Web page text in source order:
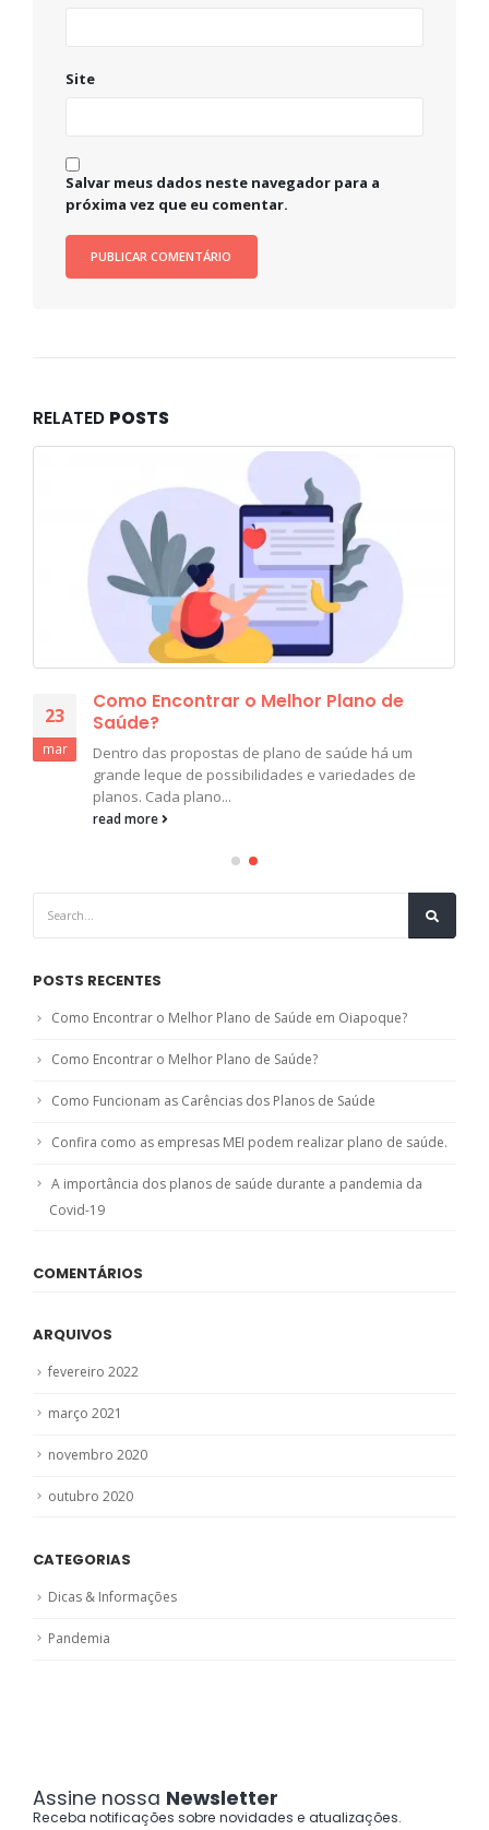
Site
Salvar meus dados neste navegador para a
próxima vez que eu comentar.
RELATED POSTS
23
mar
Como Encontrar o Melhor Plano de
Saúde?
Dentro das propostas de plano de saúde há um
grande leque de possibilidades e variedades de
planos. Cada plano...
read more
POSTS RECENTES
Como Encontrar o Melhor Plano de Saúde em Oiapoque?
Como Encontrar o Melhor Plano de Saúde?
Como Funcionam as Carências dos Planos de Saúde
Confira como as empresas MEI podem realizar plano de saúde.
A importância dos planos de saúde durante a pandemia da
Covid-19
COMENTÁRIOS
ARQUIVOS
fevereiro 2022
março 2021
novembro 2020
outubro 2020
CATEGORIAS
Dicas & Informações
Pandemia
Assine nossa Newsletter
Receba notificações sobre novidades e atualizações.